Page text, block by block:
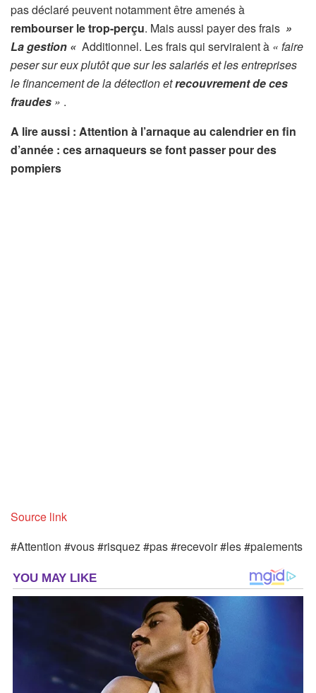
pas déclaré peuvent notamment être amenés à
rembourser le trop-perçu. Mais aussi payer des frais »
La gestion « Additionnel. Les frais qui serviraient à « faire
peser sur eux plutôt que sur les salariés et les entreprises
le financement de la détection etrecouvrement de ces
fraudes » .
A lire aussi : Attention à l’arnaque au calendrier en fin
d’année : ces arnaqueurs se font passer pour des
pompiers
Source link
#Attention #vous #risquez #pas #recevoir #les #paiements